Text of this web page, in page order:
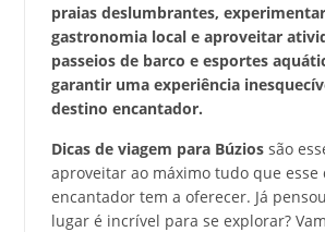
praias deslumbrantes,
gastronomia local e aproveitar
passeios de barco e esportes
garantir uma experiência
destino encantador.
Dicas de viagem para Búziossão
aproveitar ao máximo tudo que esse
encantador tem a oferecer. Já
lugar é incrível para se explorar?